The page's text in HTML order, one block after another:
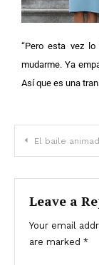
“Pero esta vez
mudarme. Ya
Así que es una
El baile animado de Serena Williams y la
Leave a
Your email
are marked *